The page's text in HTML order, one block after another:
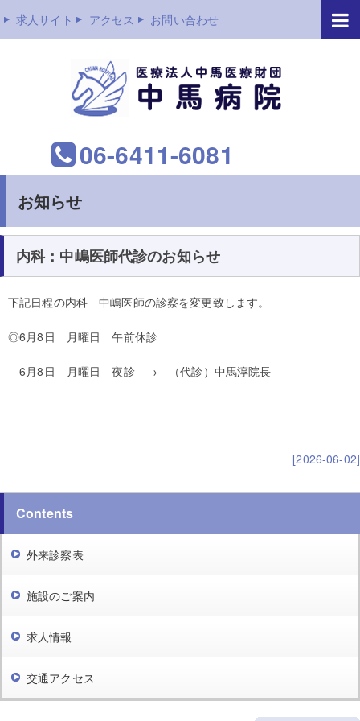
求人サイト アクセス お問い合わせ
06-6411-6081
お知らせ
内科：中嶋医師代診のお知らせ
下記日程の内科 中嶋医師の診察を変更致します。
◎6月8日 月曜日 午前休診
6月8日 月曜日 夜診 → （代診）中馬淳院長
[2026-06-02]
Contents
外来診察表
施設のご案内
求人情報
交通アクセス